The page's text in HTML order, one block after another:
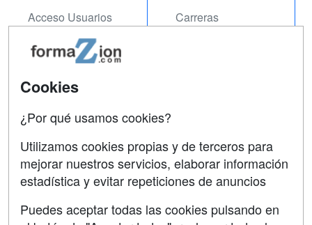
Acceso Usuarios
Acceso Centros
Carreras
Confidencialidad
Aviso legal
Copyleft
Cookies
¿Por qué usamos cookies?
Utilizamos cookies propias y de terceros para
mejorar nuestros servicios, elaborar información
estadística y evitar repeticiones de anuncios
Puedes aceptar todas las cookies pulsando en